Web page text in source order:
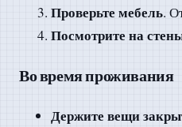
Проверьте мебель.
Посмотрите на
Во время проживания
Держите вещи